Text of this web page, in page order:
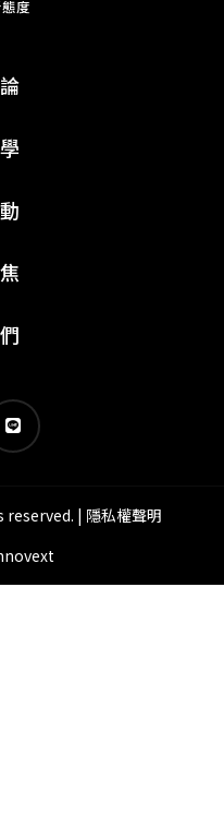
reserved. | 隱私權聲明